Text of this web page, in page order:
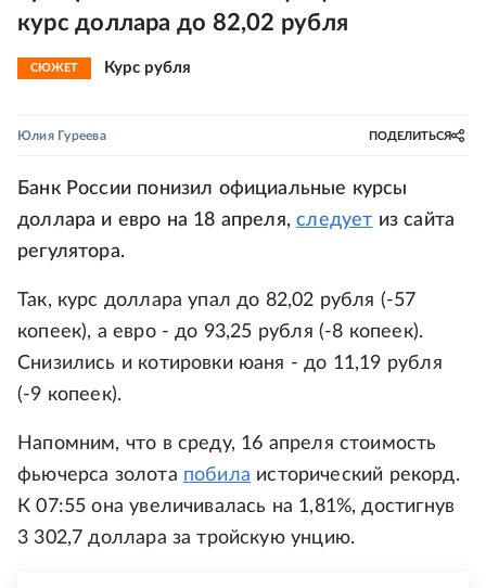
курс доллара до 82,02 рубля
СЮЖЕТ Курс рубля
Юлия Гуреева ПОДЕЛИТЬСЯ
Банк России понизил официальные курсы
доллара и евро на 18 апреля,следует из сайта
регулятора.
Так, курс доллара упал до 82,02 рубля (-57
копеек), а евро - до 93,25 рубля (-8 копеек).
Снизились и котировки юаня - до 11,19 рубля
(-9 копеек).
Напомним, что в среду, 16 апреля стоимость
фьючерса золота побила исторический рекорд.
К 07:55 она увеличивалась на 1,81%, достигнув
3 302,7 доллара за тройскую унцию.